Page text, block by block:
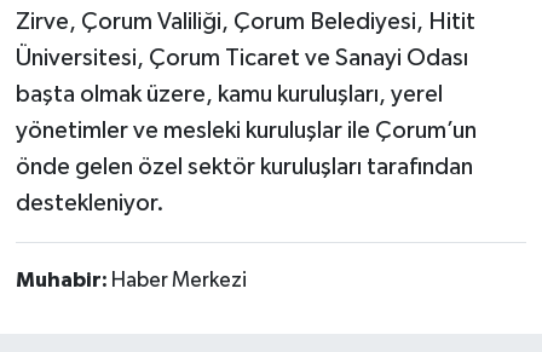
Zirve, Çorum Valiliği, Çorum Belediyesi, Hitit
Üniversitesi, Çorum Ticaret ve Sanayi Odası
başta olmak üzere, kamu kuruluşları, yerel
yönetimler ve mesleki kuruluşlar ile Çorum’un
önde gelen özel sektör kuruluşları tarafından
destekleniyor.
Muhabir: Haber Merkezi